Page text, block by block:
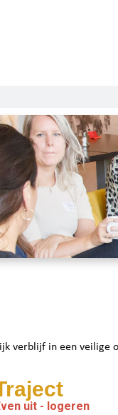
verblijf in een
uit - logeren